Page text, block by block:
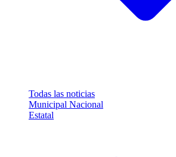
Todas las noticias
Municipal Nacional
Estatal